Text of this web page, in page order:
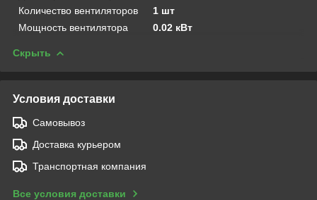
Количество вентиляторов
1 шт
Мощность вентилятора
0.02 кВт
Скрыть
Условия доставки
Самовывоз
Доставка курьером
Транспортная компания
Все условия доставки